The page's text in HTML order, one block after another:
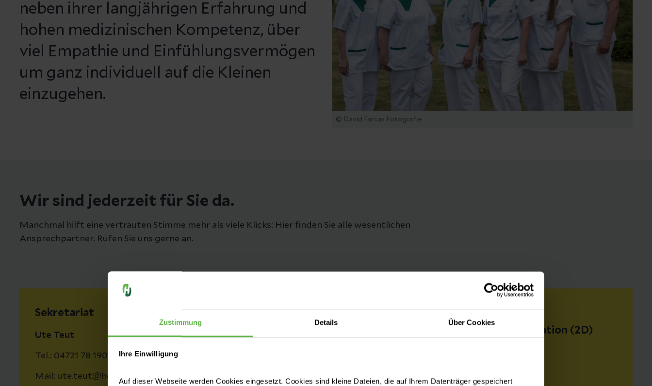
Zustimmung Details Über Cookies
Ihre Einwilligung
Auf dieser Webseite werden Cookies eingesetzt. Cookies sind kleine Dateien, die auf Ihrem Datenträger gespeichert
neben ihrer langjährigen Erfahrung und
hohen medizinischen Kompetenz, über
viel Empathie und Einfühlungsvermögen
um ganz individuell auf die Kleinen
einzugehen.
© David Farcas Fotografie
Wir sind jederzeit für Sie da.
Manchmal hilft eine vertrauten Stimme mehr als viele Klicks: Hier finden Sie alle wesentlichen
Ansprechpartner. Rufen Sie uns gerne an.
Sekretariat
Ute Teut
Tel.: 04721 78 1901
Mail: ute.teut@helios-gesundheit.de
Stationskontakt Kinderstation
Stationskontakt
Neugeborenenstation (2D)